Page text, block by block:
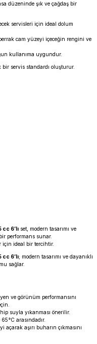
düzeninde şık ve çağdaş bir
servisleri için ideal dolum
cam yüzeyi içeceğin rengini ve
kullanıma uygundur.
bir servis standardı oluşturur.
6’lı set, modern tasarımı ve
performans sunar.
için ideal bir tercihtir.
6’lı; modern tasarımı ve dayanıklı
sağlar.
ve görünüm performansını
suyla yıkanması önerilir.
arasındadır.
aşırı buharın çıkmasını